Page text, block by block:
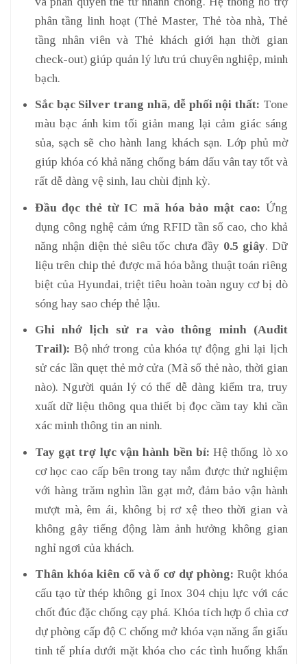
phân tầng linh hoạt (Thẻ Master, Thẻ tòa nhà, Thẻ
tầng nhân viên và Thẻ khách giới hạn thời gian
check-out) giúp quản lý lưu trú chuyên nghiệp, minh
bạch.
Sắc bạc Silver trang nhã, dễ phối nội thất: Tone
màu bạc ánh kim tối giản mang lại cảm giác sáng
sủa, sạch sẽ cho hành lang khách sạn. Lớp phủ mờ
giúp khóa có khả năng chống bám dấu vân tay tốt và
rất dễ dàng vệ sinh, lau chùi định kỳ.
Đầu đọc thẻ từ IC mã hóa bảo mật cao: Ứng
dụng công nghệ cảm ứng RFID tần số cao, cho khả
năng nhận diện thẻ siêu tốc chưa đầy 0.5 giây. Dữ
liệu trên chip thẻ được mã hóa bằng thuật toán riêng
biệt của Hyundai, triệt tiêu hoàn toàn nguy cơ bị dò
sóng hay sao chép thẻ lậu.
Ghi nhớ lịch sử ra vào thông minh (Audit
Trail): Bộ nhớ trong của khóa tự động ghi lại lịch
sử các lần quẹt thẻ mở cửa (Mã số thẻ nào, thời gian
nào). Người quản lý có thể dễ dàng kiểm tra, truy
xuất dữ liệu thông qua thiết bị đọc cầm tay khi cần
xác minh thông tin an ninh.
Tay gạt trợ lực vận hành bền bỉ: Hệ thống lò xo
cơ học cao cấp bên trong tay nắm được thử nghiệm
với hàng trăm nghìn lần gạt mở, đảm bảo vận hành
mượt mà, êm ái, không bị rơ xệ theo thời gian và
không gây tiếng động làm ảnh hưởng không gian
nghỉ ngơi của khách.
Thân khóa kiên cố và ổ cơ dự phòng: Ruột khóa
cấu tạo từ thép không gỉ Inox 304 chịu lực với các
chốt đúc đặc chống cạy phá. Khóa tích hợp ổ chìa cơ
dự phòng cấp độ C chống mở khóa vạn năng ẩn giấu
tinh tế phía dưới mặt khóa cho các tình huống khẩn